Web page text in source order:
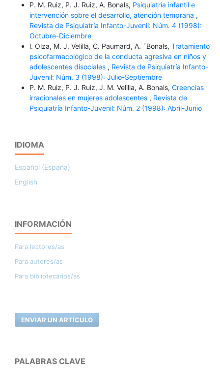
P. M. Ruiz, P. J. Ruiz, A. Bonals, Psiquiatría infantil e
intervención sobre el desarrollo, atención temprana ,
Revista de Psiquiatría Infanto-Juvenil: Núm. 4 (1998):
Octubre-Diciembre
l. Olza, M. J. Velilla, C. Paumard, A. ´Bonals, Tratamiento
psicofarmacológico de la conducta agresiva en niños y
adolescentes disociales , Revista de Psiquiatría Infanto-
Juvenil: Núm. 3 (1998): Julio-Septiembre
P. M. Ruiz, P. J. Ruiz, J. M. Velilla, A. Bonals, Creencias
irracionales en mujeres adolescentes , Revista de
Psiquiatría Infanto-Juvenil: Núm. 2 (1998): Abril-Junio
IDIOMA
Español (España)
English
INFORMACIÓN
Para lectores/as
Para autores/as
Para bibliotecarios/as
ENVIAR UN ARTÍCULO
PALABRAS CLAVE